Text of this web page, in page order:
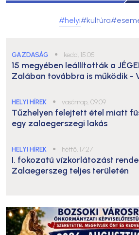
#helyi#kultúra
GAZDASÁG ● kedd, 15:05
15 megyében leállították a
Zalában továbbra is működik -
HELYI HÍREK ● vasárnap, 09:09
Tűzhelyen felejtett étel miatt
egy zalaegerszegi lakás
HELYI HÍREK ● hétfő, 17:27
I. fokozatú vízkorlátozást
Zalaegerszeg teljes területén